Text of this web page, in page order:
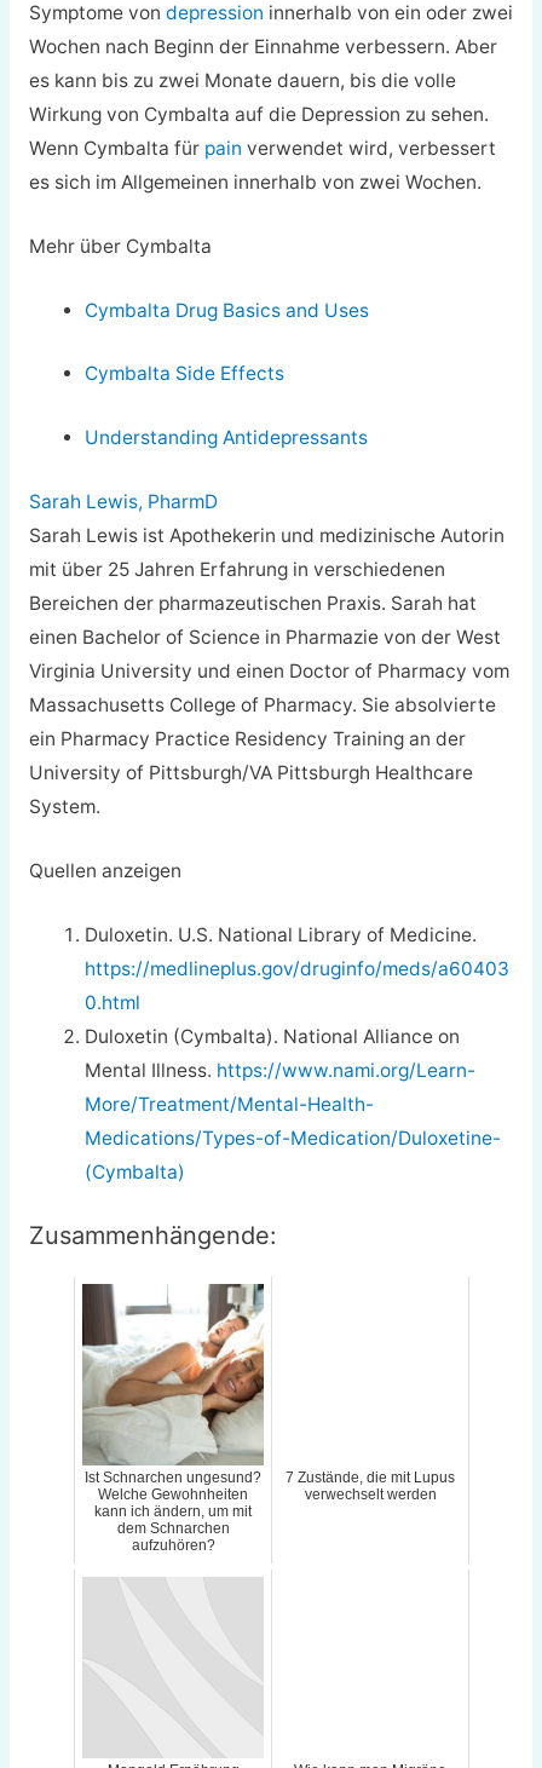
Symptome von depression innerhalb von ein oder zwei
Wochen nach Beginn der Einnahme verbessern. Aber
es kann bis zu zwei Monate dauern, bis die volle
Wirkung von Cymbalta auf die Depression zu sehen.
Wenn Cymbalta für pain verwendet wird, verbessert
es sich im Allgemeinen innerhalb von zwei Wochen.
Mehr über Cymbalta
Cymbalta Drug Basics and Uses
Cymbalta Side Effects
Understanding Antidepressants
Sarah Lewis, PharmD
Sarah Lewis ist Apothekerin und medizinische Autorin
mit über 25 Jahren Erfahrung in verschiedenen
Bereichen der pharmazeutischen Praxis. Sarah hat
einen Bachelor of Science in Pharmazie von der West
Virginia University und einen Doctor of Pharmacy vom
Massachusetts College of Pharmacy. Sie absolvierte
ein Pharmacy Practice Residency Training an der
University of Pittsburgh/VA Pittsburgh Healthcare
System.
Quellen anzeigen
Duloxetin. U.S. National Library of Medicine.
https://medlineplus.gov/druginfo/meds/a60403
0.html
Duloxetin (Cymbalta). National Alliance on
Mental Illness. https://www.nami.org/Learn-
More/Treatment/Mental-Health-
Medications/Types-of-Medication/Duloxetine-
(Cymbalta)
Zusammenhängende:
Ist Schnarchen ungesund?
Welche Gewohnheiten
kann ich ändern, um mit
dem Schnarchen
aufzuhören?
7 Zustände, die mit Lupus
verwechselt werden